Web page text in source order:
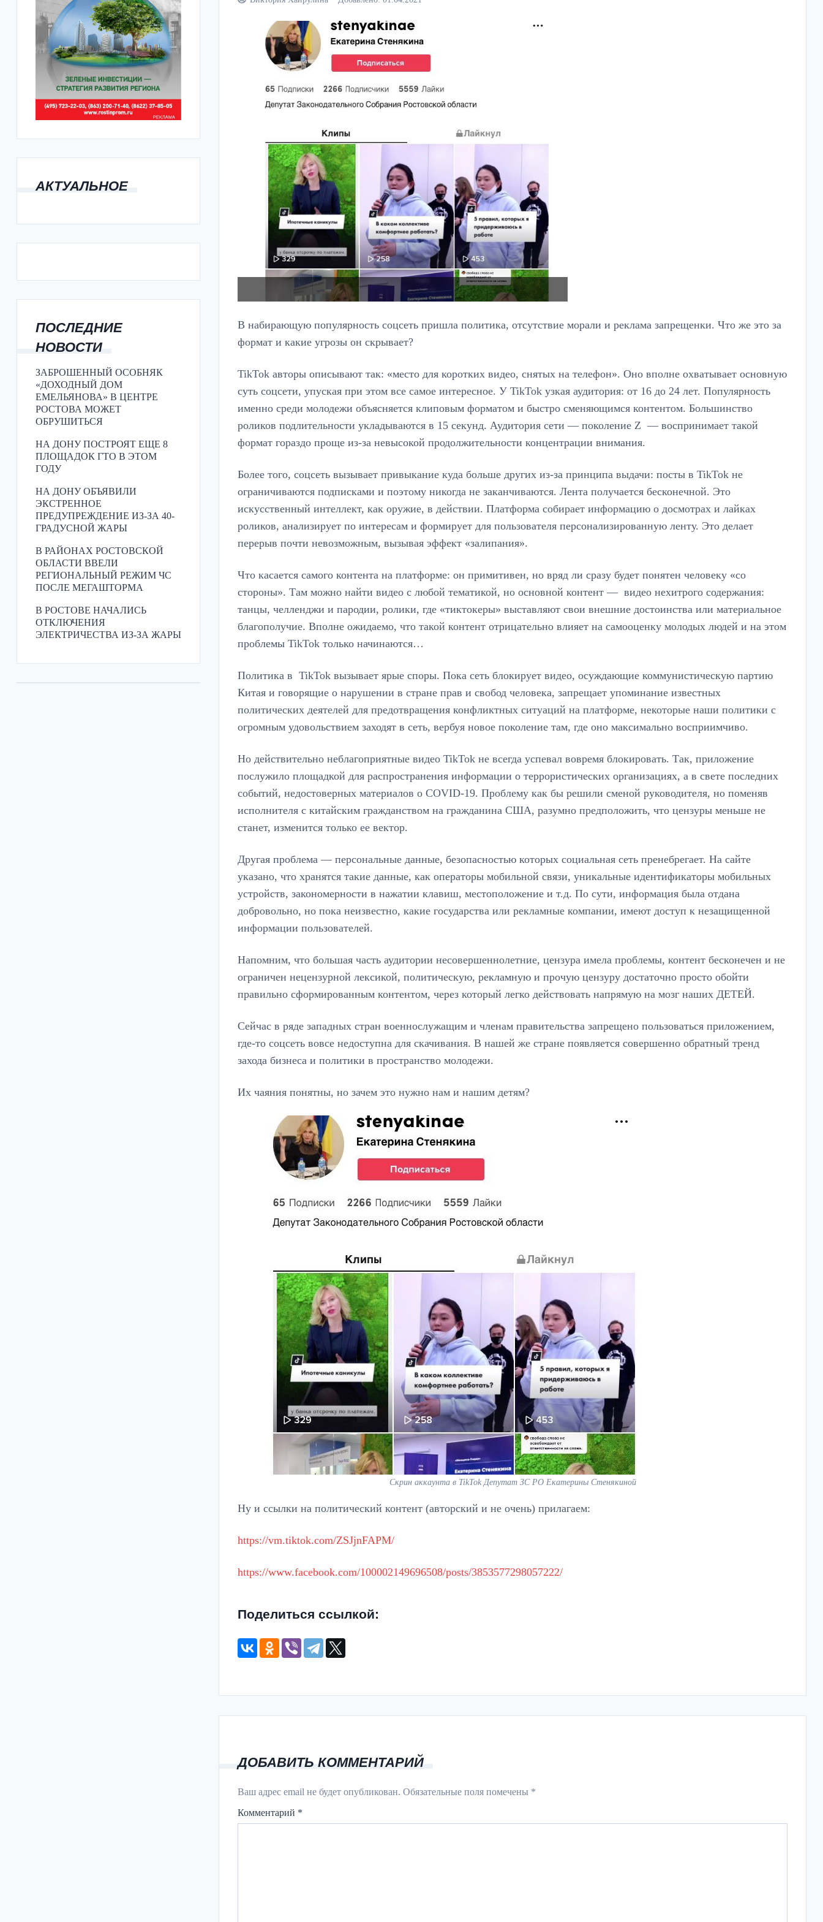
АКТУАЛЬНОЕ
ПОСЛЕДНИЕ
НОВОСТИ
ЗАБРОШЕННЫЙ ОСОБНЯК
«ДОХОДНЫЙ ДОМ
ЕМЕЛЬЯНОВА» В ЦЕНТРЕ
РОСТОВА МОЖЕТ
ОБРУШИТЬСЯ
НА ДОНУ ПОСТРОЯТ ЕЩЕ 8
ПЛОЩАДОК ГТО В ЭТОМ
ГОДУ
НА ДОНУ ОБЪЯВИЛИ
ЭКСТРЕННОЕ
ПРЕДУПРЕЖДЕНИЕ ИЗ-ЗА 40-
ГРАДУСНОЙ ЖАРЫ
В РАЙОНАХ РОСТОВСКОЙ
ОБЛАСТИ ВВЕЛИ
РЕГИОНАЛЬНЫЙ РЕЖИМ ЧС
ПОСЛЕ МЕГАШТОРМА
В РОСТОВЕ НАЧАЛИСЬ
ОТКЛЮЧЕНИЯ
ЭЛЕКТРИЧЕСТВА ИЗ-ЗА ЖАРЫ
В набирающую популярность соцсеть пришла политика, отсутствие морали и реклама запрещенки. Что же это за
формат и какие угрозы он скрывает?
TikTok авторы описывают так: «место для коротких видео, снятых на телефон». Оно вполне охватывает основную
суть соцсети, упуская при этом все самое интересное. У TikTok узкая аудитория: от 16 до 24 лет. Популярность
именно среди молодежи объясняется клиповым форматом и быстро сменяющимся контентом. Большинство
роликов подлительности укладываются в 15 секунд. Аудитория сети — поколение Z — воспринимает такой
формат гораздо проще из-за невысокой продолжительности концентрации внимания.
Более того, соцсеть вызывает привыкание куда больше других из-за принципа выдачи: посты в TikTok не
ограничиваются подписками и поэтому никогда не заканчиваются. Лента получается бесконечной. Это
искусственный интеллект, как оружие, в действии. Платформа собирает информацию о досмотрах и лайках
роликов, анализирует по интересам и формирует для пользователя персонализированную ленту. Это делает
перерыв почти невозможным, вызывая эффект «залипания».
Что касается самого контента на платформе: он примитивен, но вряд ли сразу будет понятен человеку «со
стороны». Там можно найти видео с любой тематикой, но основной контент — видео нехитрого содержания:
танцы, челленджи и пародии, ролики, где «тиктокеры» выставляют свои внешние достоинства или материальное
благополучие. Вполне ожидаемо, что такой контент отрицательно влияет на самооценку молодых людей и на этом
проблемы TikTok только начинаются…
Политика в TikTok вызывает ярые споры. Пока сеть блокирует видео, осуждающие коммунистическую партию
Китая и говорящие о нарушении в стране прав и свобод человека, запрещает упоминание известных
политических деятелей для предотвращения конфликтных ситуаций на платформе, некоторые наши политики с
огромным удовольствием заходят в сеть, вербуя новое поколение там, где оно максимально восприимчиво.
Но действительно неблагоприятные видео TikTok не всегда успевал вовремя блокировать. Так, приложение
послужило площадкой для распространения информации о террористических организациях, а в свете последних
событий, недостоверных материалов о COVID-19. Проблему как бы решили сменой руководителя, но поменяв
исполнителя с китайским гражданством на гражданина США, разумно предположить, что цензуры меньше не
станет, изменится только ее вектор.
Другая проблема — персональные данные, безопасностью которых социальная сеть пренебрегает. На сайте
указано, что хранятся такие данные, как операторы мобильной связи, уникальные идентификаторы мобильных
устройств, закономерности в нажатии клавиш, местоположение и т.д. По сути, информация была отдана
добровольно, но пока неизвестно, какие государства или рекламные компании, имеют доступ к незащищенной
информации пользователей.
Напомним, что большая часть аудитории несовершеннолетние, цензура имела проблемы, контент бесконечен и не
ограничен нецензурной лексикой, политическую, рекламную и прочую цензуру достаточно просто обойти
правильно сформированным контентом, через который легко действовать напрямую на мозг наших ДЕТЕЙ.
Сейчас в ряде западных стран военнослужащим и членам правительства запрещено пользоваться приложением,
где-то соцсеть вовсе недоступна для скачивания. В нашей же стране появляется совершенно обратный тренд
захода бизнеса и политики в пространство молодежи.
Их чаяния понятны, но зачем это нужно нам и нашим детям?
Скрин аккаунта в TikTok Депутат ЗС РО Екатерины Стенякиной
Ну и ссылки на политический контент (авторский и не очень) прилагаем:
https://vm.tiktok.com/ZSJjnFAPM/
https://www.facebook.com/100002149696508/posts/3853577298057222/
Поделиться ссылкой:
ДОБАВИТЬ КОММЕНТАРИЙ
Ваш адрес email не будет опубликован. Обязательные поля помечены *
Комментарий *